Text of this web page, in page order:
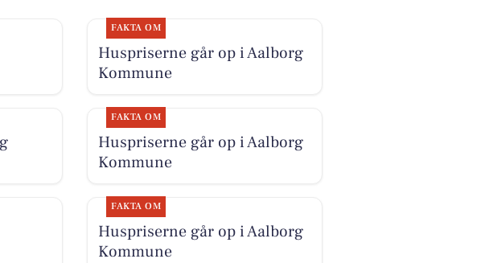
FAKTA OM
Huspriserne går op i Aalborg
Kommune
FAKTA OM
Huspriserne går op i Aalborg
Kommune
FAKTA OM
Huspriserne går op i Aalborg
Kommune